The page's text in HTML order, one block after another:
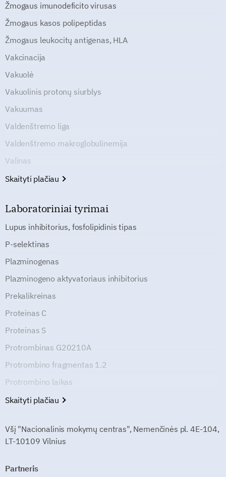
Žmogaus imunodeficito virusas
Žmogaus kasos polipeptidas
Žmogaus leukocitų antigenas, HLA
Vakcinacija
Vakuolė
Vakuolinis protonų siurblys
Vakuumas
Valdenštremo liga
Valdenštremo makroglobulinemija
Valinas
Skaityti plačiau
Laboratoriniai tyrimai
Lupus inhibitorius, fosfolipidinis tipas
P-selektinas
Plazminogenas
Plazminogeno aktyvatoriaus inhibitorius
Prekalikreinas
Proteinas C
Proteinas S
Protrombinas G20210A
Protrombino fragmentas 1.2
Protrombino laikas
Skaityti plačiau
Všį "Nacionalinis mokymų centras", Nemenčinės pl. 4E-104,
LT-10109 Vilnius
Partneris